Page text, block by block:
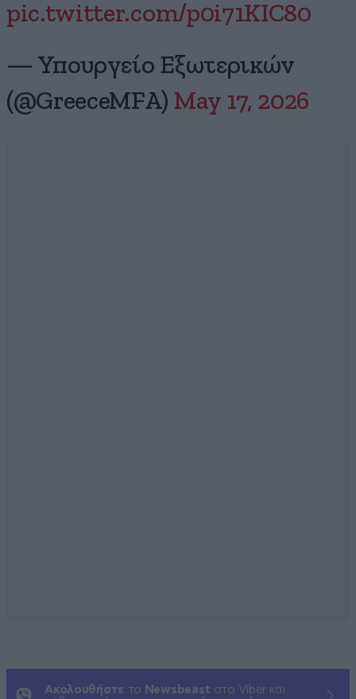
pic.twitter.com/p0i71KIC80
— Υπουργείο Εξωτερικών
(@GreeceMFA) May 17, 2026
Ακολουθήστε το Newsbeast στο Viber και